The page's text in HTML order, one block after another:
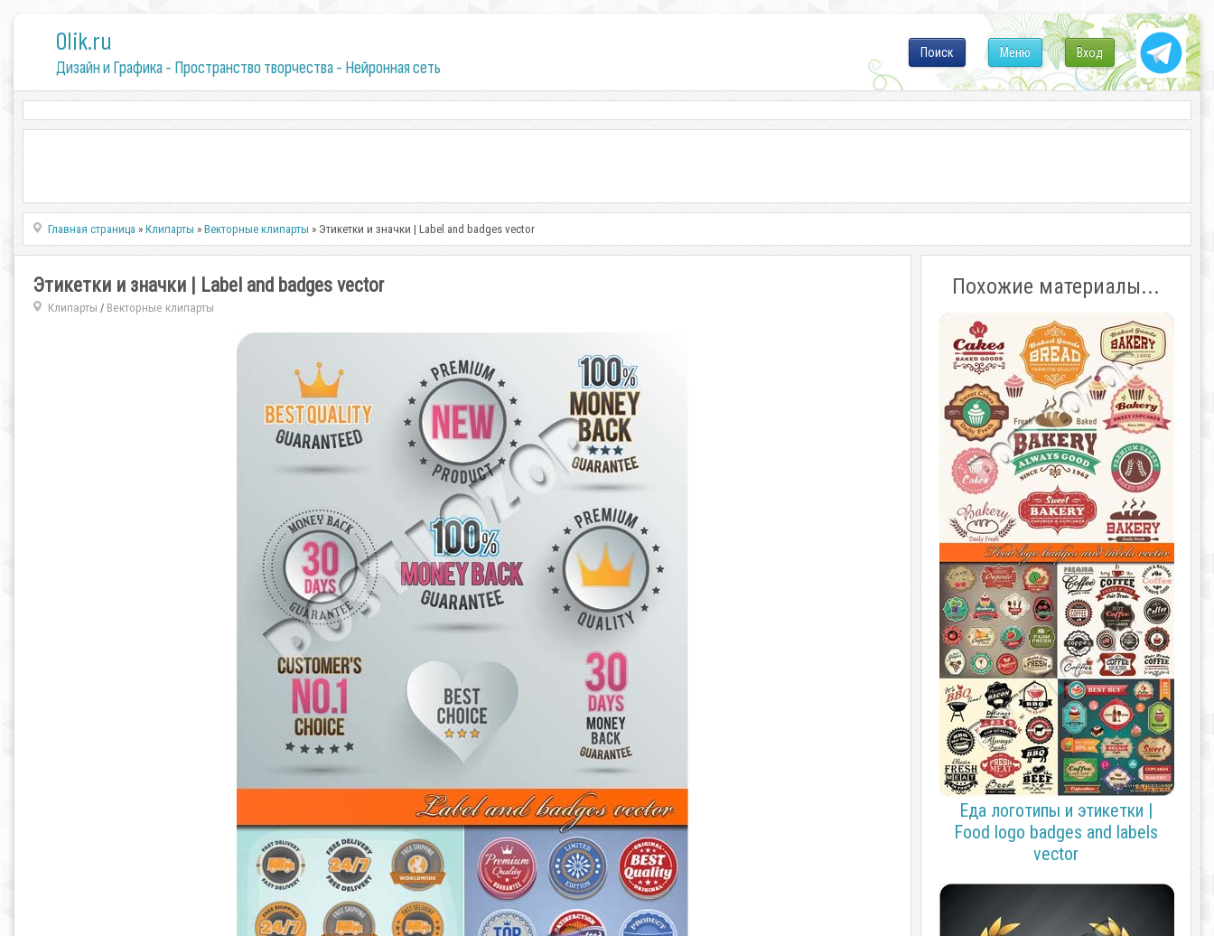
0lik.ru
Дизайн и Графика - Пространство творчества - Нейронная сеть
Вход
Меню
Поиск
Главная страница »Клипарты »Векторные клипарты » Этикетки и значки | Label and badges vector
Этикетки и значки | Label and badges vector
Клипарты / Векторные клипарты
Похожие материалы...
Еда логотипы и этикетки |
Food logo badges and labels
vector